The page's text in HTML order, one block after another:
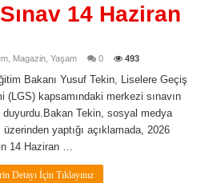
14 Haziran
, Magazin, Yaşam 0 493
Bakanı Yusuf Tekin, Liselere Geçiş
(LGS) kapsamındaki merkezi sınavın
duyurdu.Bakan Tekin, sosyal medya
üzerinden yaptığı açıklamada, 2026
14 Haziran …
Detayı İçin Tıklayınız